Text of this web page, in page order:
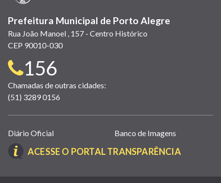
Prefeitura Municipal de Porto Alegre
Rua João Manoel , 157 - Centro Histórico
CEP 90010-030
Telefone
para
contato:
156
Chamadas de outras cidades:
(51) 3289 0156
Links
úteis
(abrem
nova
Diário Oficial Banco de Imagens
ACESSE O PORTAL TRANSPARÊNCIA(LINK
EM